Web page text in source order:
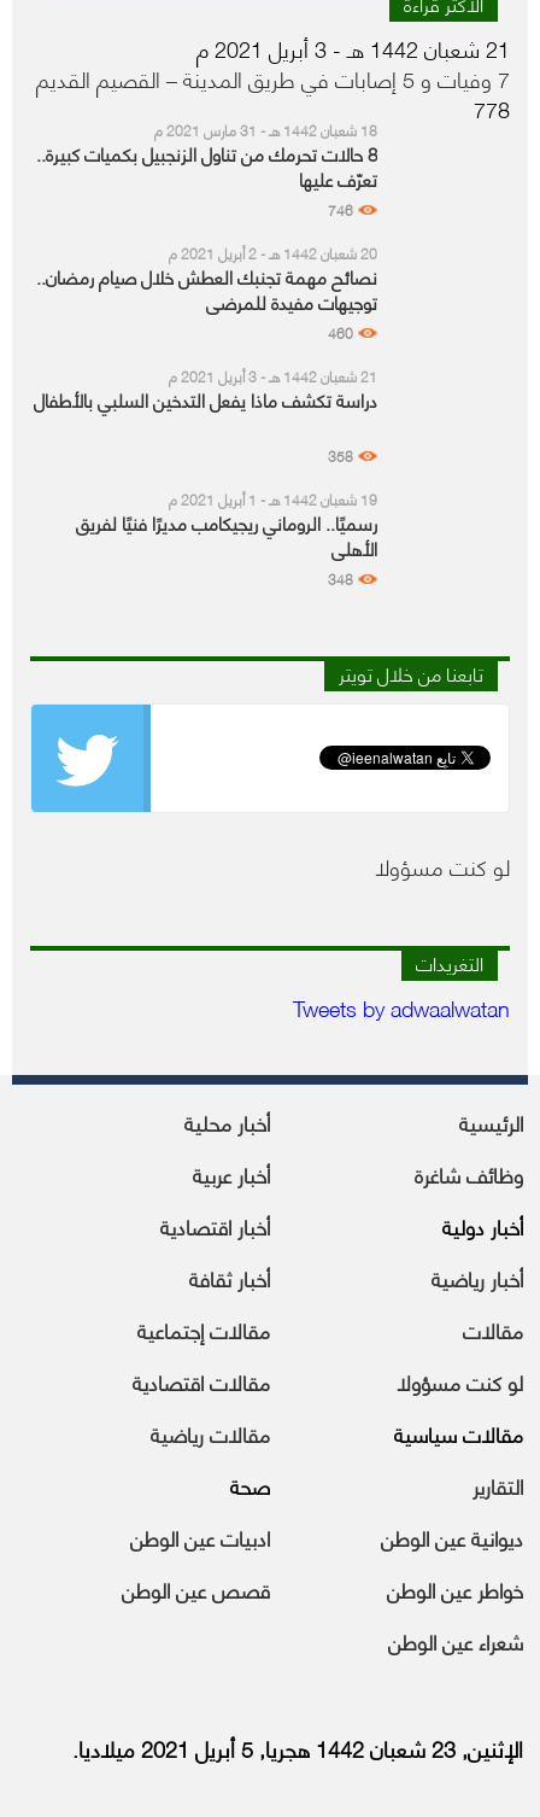
21 شعبان 1442 هـ - 3 أبريل 2021 م
7 وفيات و 5 إصابات في طريق المدينة – القصيم القديم
778
18 شعبان 1442 هـ - 31 مارس 2021 م
8 حالات تحرمك من تناول الزنجبيل بكميات كبيرة..
تعرّف عليها
746
20 شعبان 1442 هـ - 2 أبريل 2021 م
نصائح مهمة تجنبك العطش خلال صيام رمضان..
توجيهات مفيدة للمرضى
460
21 شعبان 1442 هـ - 3 أبريل 2021 م
دراسة تكشف ماذا يفعل التدخين السلبي بالأطفال
358
19 شعبان 1442 هـ - 1 أبريل 2021 م
رسميًا.. الروماني ريجيكامب مديرًا فنيًا لفريق
الأهلي
348
تابعنا من خلال تويتر
لو كنت مسؤولا
التغريدات
Tweets by adwaalwatan
الرئيسية
أخبار محلية
وظائف شاغرة
أخبار عربية
أخبار دولية
أخبار اقتصادية
أخبار رياضية
أخبار ثقافة
مقالات
مقالات إجتماعية
لو كنت مسؤولا
مقالات اقتصادية
مقالات سياسية
مقالات رياضية
التقارير
صحة
ديوانية عين الوطن
ادبيات عين الوطن
خواطر عين الوطن
قصص عين الوطن
شعراء عين الوطن
الإثنين, 23 شعبان 1442 هجريا, 5 أبريل 2021 ميلاديا.